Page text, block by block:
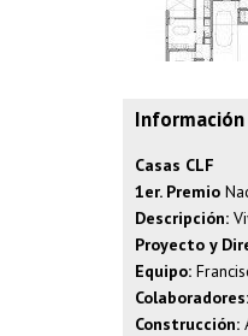
Casas CLF
1er. Premio
Descripción:
Proyecto y
Equipo:
Colaboradores:
Construcción: